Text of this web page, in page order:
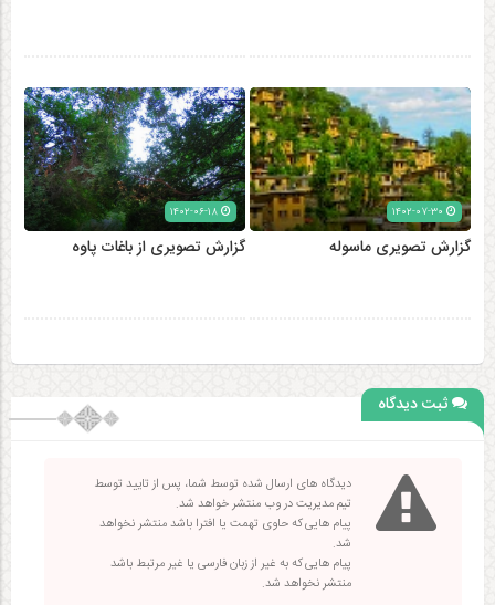
گزارش تصویری ماسوله گزارش تصویری از باغات پاوه
ثبت دیدگاه
دیدگاه های ارسال شده توسط شما، پس از تایید توسط
تیم مدیریت در وب منتشر خواهد شد.
پیام هایی که حاوی تهمت یا افترا باشد منتشر نخواهد
شد.
پیام هایی که به غیر از زبان فارسی یا غیر مرتبط باشد
منتشر نخواهد شد.